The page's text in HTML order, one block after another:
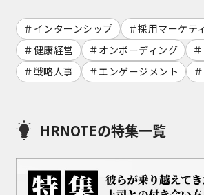
インターンシップ
採用マーケテ
健康経営
オンボーディング
戦略人事
エンゲージメント
HRNOTEの特集一覧